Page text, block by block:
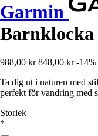
Garmin
988,00 kr 848,00 kr -14%
Ta dig ut i naturen med
perfekt för vandring med
Storlek
*